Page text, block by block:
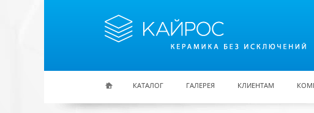
КАТАЛОГ ГАЛЕРЕЯ КЛИЕНТАМ